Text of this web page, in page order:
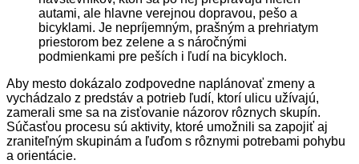
autami, ale hlavne verejnou dopravou, pešo a
bicyklami. Je nepríjemným, prašným a prehriatym
priestorom bez zelene a s náročnými
podmienkami pre peších i ľudí na bicykloch.
Aby mesto dokázalo zodpovedne naplánovať zmeny a
vychádzalo z predstáv a potrieb ľudí, ktorí ulicu užívajú,
zamerali sme sa na zisťovanie názorov rôznych skupín.
Súčasťou procesu sú aktivity, ktoré umožnili sa zapojiť aj
zraniteľným skupinám a ľuďom s rôznymi potrebami pohybu
a orientácie.